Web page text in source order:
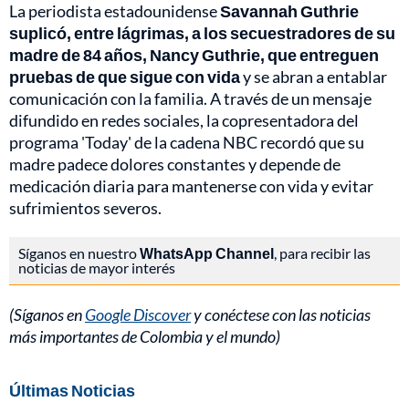
La periodista estadounidenseSavannah Guthrie
suplicó, entre lágrimas, a los secuestradores de su
madre de 84 años, Nancy Guthrie, que entreguen
pruebas de que sigue con viday se abran a entablar
comunicación con la familia. A través de un mensaje
difundido en redes sociales, la copresentadora del
programa 'Today' de la cadena NBC recordó que su
madre padece dolores constantes y depende de
medicación diaria para mantenerse con vida y evitar
sufrimientos severos.
Síganos en nuestroWhatsApp Channel, para recibir las
noticias de mayor interés
(Síganos enGoogle Discovery conéctese con las noticias
más importantes de Colombia y el mundo)
Últimas Noticias